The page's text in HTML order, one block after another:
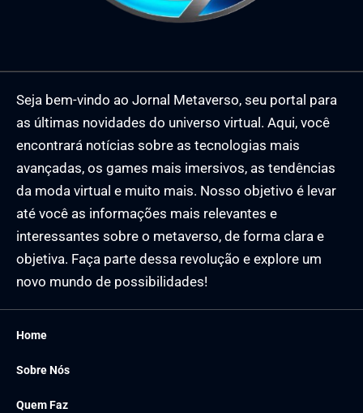
Seja bem-vindo ao Jornal Metaverso, seu portal para
as últimas novidades do universo virtual. Aqui, você
encontrará notícias sobre as tecnologias mais
avançadas, os games mais imersivos, as tendências
da moda virtual e muito mais. Nosso objetivo é levar
até você as informações mais relevantes e
interessantes sobre o metaverso, de forma clara e
objetiva. Faça parte dessa revolução e explore um
novo mundo de possibilidades!
Home
Sobre Nós
Quem Faz